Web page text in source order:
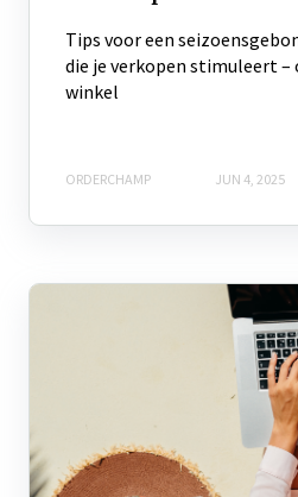
Tips voor een
die je verkopen stimuleert –
winkel
ORDERCHAMP JUN 4, 2025